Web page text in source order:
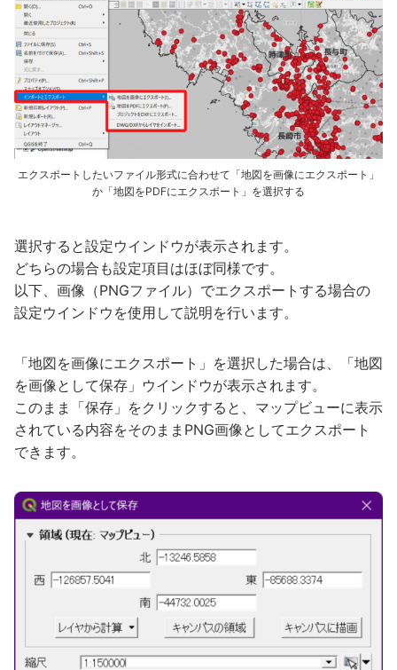
エクスポートしたいファイル形式に合わせて「地図を画像にエクスポート」
か「地図をPDFにエクスポート」を選択する
選択すると設定ウインドウが表示されます。
どちらの場合も設定項目はほぼ同様です。
以下、画像（PNGファイル）でエクスポートする場合の
設定ウインドウを使用して説明を行います。
「地図を画像にエクスポート」を選択した場合は、「地図
を画像として保存」ウインドウが表示されます。
このまま「保存」をクリックすると、マップビューに表示
されている内容をそのままPNG画像としてエクスポート
できます。